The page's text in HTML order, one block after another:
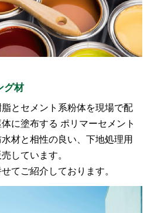
グ材
とセメント系粉体を現場で配
に塗布する ポリマーセメント
材と相性の良い、下地処理用
しています。
てご紹介しております。